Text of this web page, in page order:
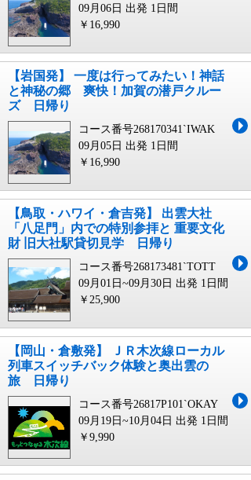
09月06日 出発 1日間
￥16,990
【岩国発】 一度は行ってみたい！神話
と神秘の郷 爽快！加賀の潜戸クルー
ズ 日帰り
コース番号268170341`IWAK
09月05日 出発 1日間
￥16,990
【鳥取・ハワイ・倉吉発】 出雲大社
「八足門」内での特別参拝と 重要文化
財 旧大社駅貸切見学 日帰り
コース番号268173481`TOTT
09月01日~09月30日 出発 1日間
￥25,900
【岡山・倉敷発】 ＪＲ木次線ローカル
列車スイッチバック体験と奥出雲の
旅 日帰り
コース番号26817P101`OKAY
09月19日~10月04日 出発 1日間
￥9,990